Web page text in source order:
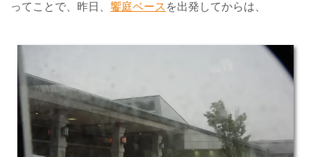
ってことで、昨日、 饗庭ベース を出発してからは、